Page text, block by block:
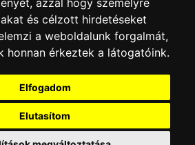
férfi, női divatáru
Széchenyi u. 25
V & Periko Kft.
öltönyök, kosztümök méret szerinti
készítése
Csonka u. 12
HIRDETÉS
azzal hogy személyre
és célzott hirdetéseket
a weboldalunk forgalmát,
honnan érkeztek a látogatóink.
Elfogadom
Elutasítom